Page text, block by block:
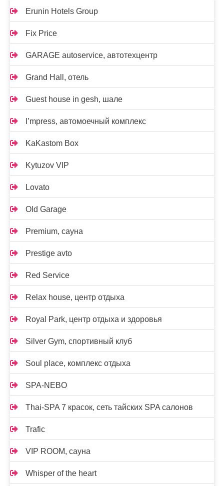
Erunin Hotels Group
Fix Price
GARAGE autoservice, автотехцентр
Grand Hall, отель
Guest house in gesh, шале
I’mpress, автомоечный комплекс
KaKastom Box
Kytuzov VIP
Lovato
Old Garage
Premium, сауна
Prestige avto
Red Service
Relax house, центр отдыха
Royal Park, центр отдыха и здоровья
Silver Gym, спортивный клуб
Soul place, комплекс отдыха
SPA-NEBO
Thai-SPA 7 красок, сеть тайских SPA салонов
Trafic
VIP ROOM, сауна
Whisper of the heart